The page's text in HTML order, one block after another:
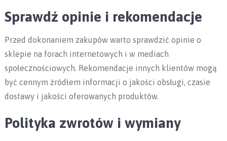
Sprawdź opinie i rekomendacje
Przed dokonaniem zakupów warto sprawdzić opinie o
sklepie na forach internetowych i w mediach
społecznościowych. Rekomendacje innych klientów mogą
być cennym źródłem informacji o jakości obsługi, czasie
dostawy i jakości oferowanych produktów.
Polityka zwrotów i wymiany